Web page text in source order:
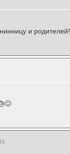
и родителей!